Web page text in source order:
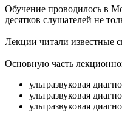
Обучение проводилось в
десятков слушателей не
Лекции читали известные
Основную часть
ультразвуковая
ультразвуковая
ультразвуковая